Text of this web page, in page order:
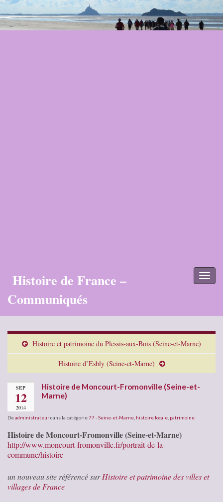
Histoire de France –
Communiqués
Histoire et patrimoine du Plessis-aux-Bois (Seine-et-Marne)
Histoire d’Esbly (Seine-et-Marne)
SEP
12
2014
Histoire de Moncourt-Fromonville (Seine-et-
Marne)
Deadministrateurdans la catégorie77 - Seine-et-Marne histoire locale patrimoine
Histoire de Moncourt-Fromonville (Seine-et-Marne)
http://www.moncourt-fromonville.fr/portrait-de-la-
commune/histoire
un nouveau site référencé surHistoire et patrimoine des villes et
villages de France